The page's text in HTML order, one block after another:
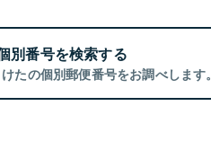
別番号を検索する
たの個別郵便番号をお調べします。